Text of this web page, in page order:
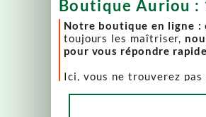
Boutique Auriou :
Notre boutique en ligne :
toujours les maîtriser,
pour vous répondre
Ici, vous ne trouverez